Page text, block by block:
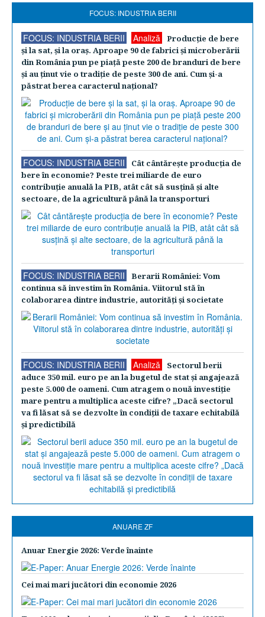
FOCUS: INDUSTRIA BERII
FOCUS: INDUSTRIA BERII Analiză
Producţie de bere
şi la sat, şi la oraş. Aproape 90 de fabrici şi microberării
din România pun pe piaţă peste 200 de branduri de bere
şi au ţinut vie o tradiţie de peste 300 de ani. Cum şi-a
păstrat berea caracterul naţional?
FOCUS: INDUSTRIA BERII
Cât cântăreşte producţia de
bere în economie? Peste trei miliarde de euro
contribuţie anuală la PIB, atât cât să susţină şi alte
sectoare, de la agricultură până la transporturi
FOCUS: INDUSTRIA BERII
Berarii României: Vom
continua să investim în România. Viitorul stă în
colaborarea dintre industrie, autorităţi şi societate
FOCUS: INDUSTRIA BERII Analiză
Sectorul berii
aduce 350 mil. euro pe an la bugetul de stat şi angajează
peste 5.000 de oameni. Cum atragem o nouă investiţie
mare pentru a multiplica aceste cifre? „Dacă sectorul
va fi lăsat să se dezvolte în condiţii de taxare echitabilă
şi predictibilă
ANUARE ZF
Anuar Energie 2026: Verde înainte
Cei mai mari jucători din economie 2026